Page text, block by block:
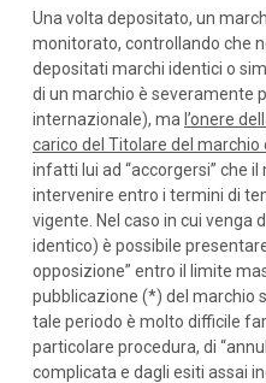
Una volta depositato, un
monitorato, controllando che
depositati marchi identici o
di un marchio è severamente
internazionale), ma l’onere
carico del Titolare del
infatti lui ad “accorgersi” che
intervenire entro i termini di
vigente. Nel caso in cui venga
identico) è possibile
opposizione” entro il limite
pubblicazione (*) del marchio
tale periodo è molto difficile
particolare procedura, di
complicata e dagli esiti assai